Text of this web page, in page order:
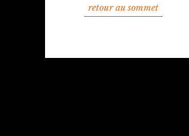
retour au sommet